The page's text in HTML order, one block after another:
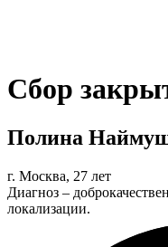
Сбор
Полина
г. Москва, 27 лет
Диагноз –
локализации.